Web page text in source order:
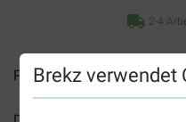
Brekz verwendet
2-4
Preise inkl. MwSt zzgl.